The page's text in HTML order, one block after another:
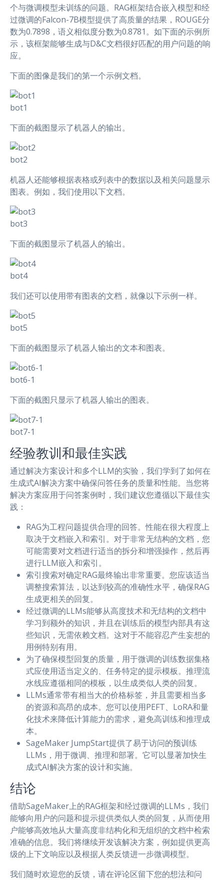
个与微调模型未训练的问题。RAG框架结合嵌入模型和经
过微调的Falcon-7B模型提供了高质量的结果，ROUGE分
数为0.7898，语义相似度分数为0.8781。如下面的示例所
示，该框架能够生成与D&C文档很好匹配的用户问题的响
应。
下面的图像是我们的第一个示例文档。
bot1
下面的截图显示了机器人的输出。
bot2
机器人还能够根据表格或列表中的数据以及相关问题显示
图表。例如，我们使用以下文档。
bot3
下面的截图显示了机器人的输出。
bot4
我们还可以使用带有图表的文档，就像以下示例一样。
bot5
下面的截图显示了机器人输出的文本和图表。
bot6-1
下面的截图只显示了机器人输出的图表。
bot7-1
经验教训和最佳实践
通过解决方案设计和多个LLM的实验，我们学到了如何在
生成式AI解决方案中确保问答任务的质量和性能。当您将
解决方案应用于问答案例时，我们建议您遵循以下最佳实
践：
RAG为工程问题提供合理的回答。性能在很大程度上
取决于文档嵌入和索引。对于非常无结构的文档，您
可能需要对文档进行适当的拆分和增强操作，然后再
进行LLM嵌入和索引。
索引搜索对确定RAG最终输出非常重要。您应该适当
调整搜索算法，以达到较高的准确性水平，确保RAG
生成更相关的回复。
经过微调的LLMs能够从高度技术和无结构的文档中
学习到额外的知识，并且在训练后的模型内部具有这
些知识，无需依赖文档。这对于不能容忍产生妄想的
用例特别有用。
为了确保模型回复的质量，用于微调的训练数据集格
式应使用适当定义的、任务特定的提示模板。推理流
水线应遵循相同的模板，以生成类似人类的回复。
LLMs通常带有相当大的价格标签，并且需要相当多
的资源和高昂的成本。您可以使用PEFT、LoRA和量
化技术来降低计算能力的需求，避免高训练和推理成
本。
SageMaker JumpStart提供了易于访问的预训练
LLMs，用于微调、推理和部署。它可以显著加快生
成式AI解决方案的设计和实施。
结论
借助SageMaker上的RAG框架和经过微调的LLMs，我们
能够向用户的问题和提示提供类似人类的回复，从而使用
户能够高效地从大量高度非结构化和无组织的文档中检索
准确的信息。我们将继续开发该解决方案，例如提供更高
级的上下文响应以及根据人类反馈进一步微调模型。
我们随时欢迎您的反馈，请在评论区留下您的想法和问